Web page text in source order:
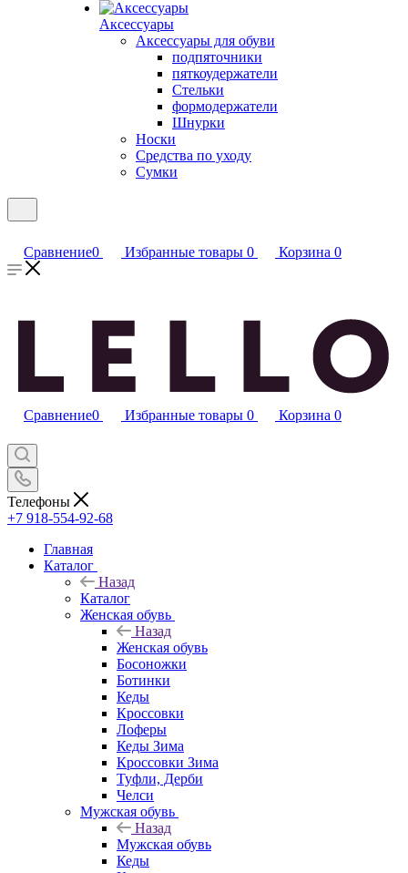
Аксессуары
Аксессуары для обуви
подпяточники
пяткоудержатели
Стельки
формодержатели
Шнурки
Носки
Средства по уходу
Сумки
Сравнение0 Избранные товары 0 Корзина 0
Сравнение0 Избранные товары 0 Корзина 0
Телефоны
+7 918-554-92-68
Главная
Каталог
Назад
Каталог
Женская обувь
Назад
Женская обувь
Босоножки
Ботинки
Кеды
Кроссовки
Лоферы
Кеды Зима
Кроссовки Зима
Туфли, Дерби
Челси
Мужская обувь
Назад
Мужская обувь
Кеды